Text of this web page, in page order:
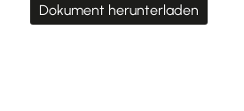
Dokument herunterladen